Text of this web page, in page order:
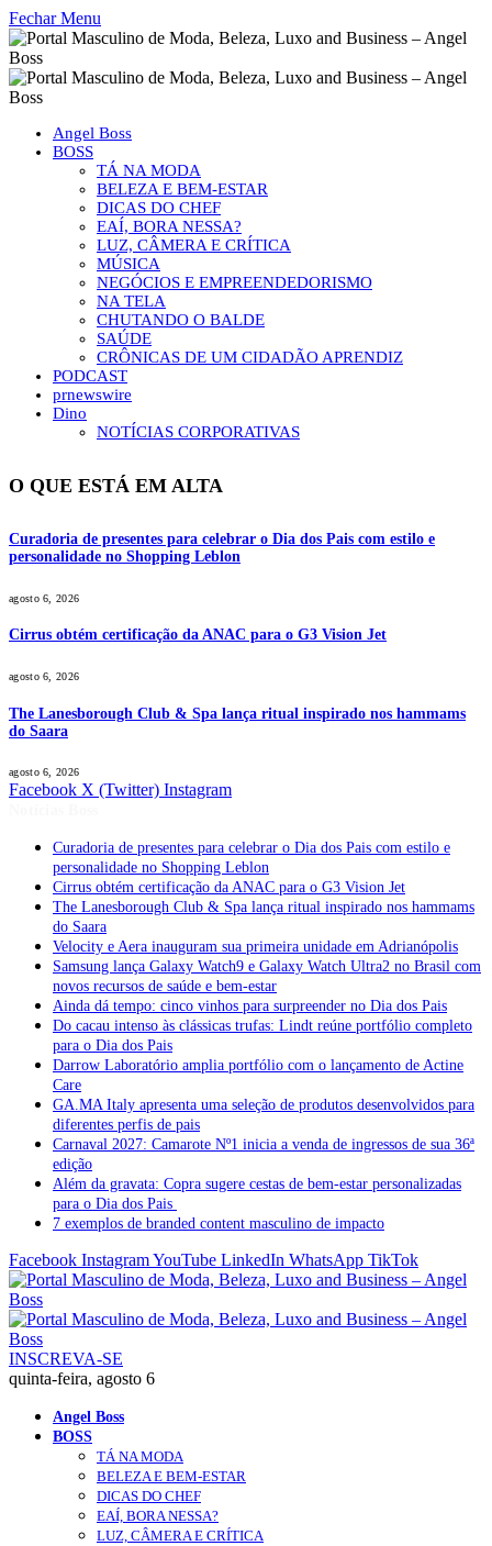
Fechar Menu
Angel Boss
BOSS
TÁ NA MODA
BELEZA E BEM-ESTAR
DICAS DO CHEF
EAÍ, BORA NESSA?
LUZ, CÂMERA E CRÍTICA
MÚSICA
NEGÓCIOS E EMPREENDEDORISMO
NA TELA
CHUTANDO O BALDE
SAÚDE
CRÔNICAS DE UM CIDADÃO APRENDIZ
PODCAST
prnewswire
Dino
NOTÍCIAS CORPORATIVAS
O QUE ESTÁ EM ALTA
Curadoria de presentes para celebrar o Dia dos Pais com estilo e
personalidade no Shopping Leblon
agosto 6, 2026
Cirrus obtém certificação da ANAC para o G3 Vision Jet
agosto 6, 2026
The Lanesborough Club & Spa lança ritual inspirado nos hammams
do Saara
agosto 6, 2026
Facebook X (Twitter) Instagram
Curadoria de presentes para celebrar o Dia dos Pais com estilo e
personalidade no Shopping Leblon
Cirrus obtém certificação da ANAC para o G3 Vision Jet
The Lanesborough Club & Spa lança ritual inspirado nos hammams
do Saara
Velocity e Aera inauguram sua primeira unidade em Adrianópolis
Samsung lança Galaxy Watch9 e Galaxy Watch Ultra2 no Brasil com
novos recursos de saúde e bem-estar
Ainda dá tempo: cinco vinhos para surpreender no Dia dos Pais
Do cacau intenso às clássicas trufas: Lindt reúne portfólio completo
para o Dia dos Pais
Darrow Laboratório amplia portfólio com o lançamento de Actine
Care
GA.MA Italy apresenta uma seleção de produtos desenvolvidos para
diferentes perfis de pais
Carnaval 2027: Camarote Nº1 inicia a venda de ingressos de sua 36ª
edição
Além da gravata: Copra sugere cestas de bem-estar personalizadas
para o Dia dos Pais
7 exemplos de branded content masculino de impacto
Facebook InstagramYouTube LinkedIn WhatsApp TikTok
INSCREVA-SE
quinta-feira, agosto 6
Angel Boss
BOSS
TÁ NA MODA
BELEZA E BEM-ESTAR
DICAS DO CHEF
EAÍ, BORA NESSA?
LUZ, CÂMERA E CRÍTICA